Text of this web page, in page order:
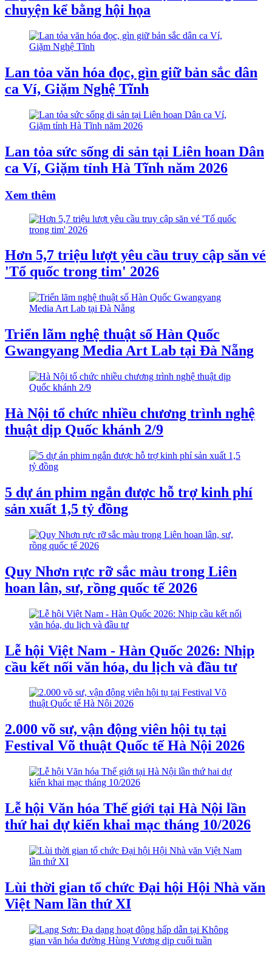
chuyện kể bằng hội họa
Lan tỏa văn hóa đọc, gìn giữ bản sắc dân
ca Ví, Giặm Nghệ Tĩnh
Lan tỏa sức sống di sản tại Liên hoan Dân
ca Ví, Giặm tỉnh Hà Tĩnh năm 2026
Xem thêm
Hơn 5,7 triệu lượt yêu cầu truy cập săn vé
'Tổ quốc trong tim' 2026
Triển lãm nghệ thuật số Hàn Quốc
Gwangyang Media Art Lab tại Đà Nẵng
Hà Nội tổ chức nhiều chương trình nghệ
thuật dịp Quốc khánh 2/9
5 dự án phim ngắn được hỗ trợ kinh phí
sản xuất 1,5 tỷ đồng
Quy Nhơn rực rỡ sắc màu trong Liên
hoan lân, sư, rồng quốc tế 2026
Lễ hội Việt Nam - Hàn Quốc 2026: Nhịp
cầu kết nối văn hóa, du lịch và đầu tư
2.000 võ sư, vận động viên hội tụ tại
Festival Võ thuật Quốc tế Hà Nội 2026
Lễ hội Văn hóa Thế giới tại Hà Nội lần
thứ hai dự kiến khai mạc tháng 10/2026
Lùi thời gian tổ chức Đại hội Hội Nhà văn
Việt Nam lần thứ XI